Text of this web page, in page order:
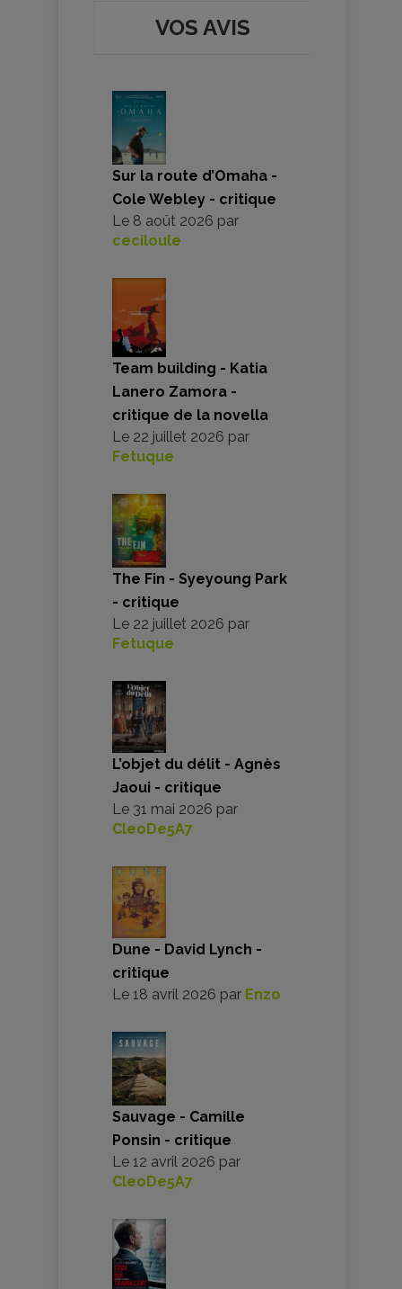
VOS AVIS
Sur la route d’Omaha -
Cole Webley - critique
Le 8 août 2026 par
ceciloule
Team building - Katia
Lanero Zamora -
critique de la novella
Le 22 juillet 2026 par
Fetuque
The Fin - Syeyoung Park
- critique
Le 22 juillet 2026 par
Fetuque
L’objet du délit - Agnès
Jaoui - critique
Le 31 mai 2026 par
CleoDe5A7
Dune - David Lynch -
critique
Le 18 avril 2026 par Enzo
Sauvage - Camille
Ponsin - critique
Le 12 avril 2026 par
CleoDe5A7